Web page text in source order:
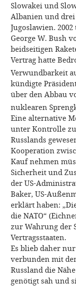
Slowakei und
Albanien und
Jugoslawien.
George W. Bush
beidseitigen
Vertrag hatte
Verwundbarkeit
kündigte
über den Abbau
nuklearen
Eine alternative
unter Kontrolle
Russlands
Kooperation
Kauf nehmen
Sicherheit und
der US-
Baker, US-
erklärt haben:
die NATO“
zur Wahrung der
Vertragsstaaten.
Es blieb daher
verbunden mit
Russland die
genötigt sah und